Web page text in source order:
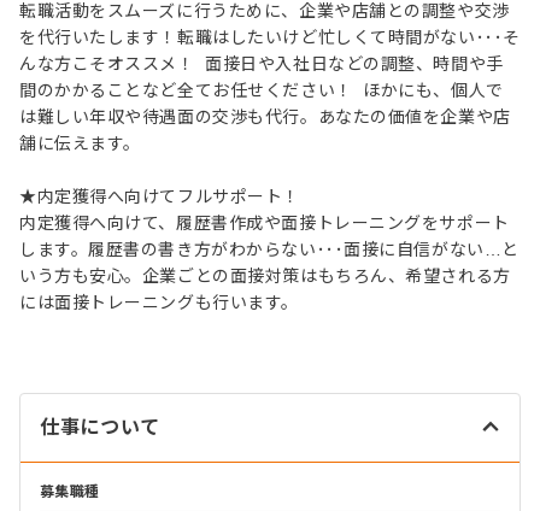
転職活動をスムーズに行うために、企業や店舗との調整や交渉
を代行いたします！転職はしたいけど忙しくて時間がない･･･そ
んな方こそオススメ！ 面接日や入社日などの調整、時間や手
間のかかることなど全てお任せください！ ほかにも、個人で
は難しい年収や待遇面の交渉も代行。あなたの価値を企業や店
舗に伝えます。
★内定獲得へ向けてフルサポート！
内定獲得へ向けて、履歴書作成や面接トレーニングをサポート
します。履歴書の書き方がわからない･･･面接に自信がない…と
いう方も安心。企業ごとの面接対策はもちろん、希望される方
には面接トレーニングも行います。
仕事について
募集職種